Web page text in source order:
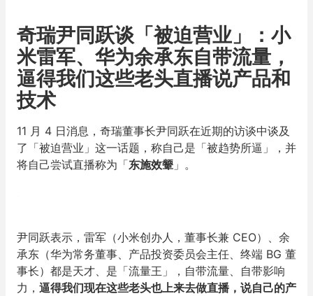
奇瑞尹同跃谈「被迫营业」：小
米雷军、华为余承东自带流量，
逼得我们这些老头直播说产品和
技术
11 月 4 日消息，奇瑞董事长尹同跃在近期的访谈中谈及
了「被迫营业」这一话题，称自己是「被趋势所逼」，并
将自己尝试直播称为「东施效颦 」。
尹同跃表示，雷军（小米创办人，董事长兼 CEO）、余
承东（华为常务董事、产品投资委员会主任、终端 BG 董
事长）都是天才、是「流量王」，自带流量、自带影响
力， 逼得我们现在这些老头也上来去做直播，说自己的产